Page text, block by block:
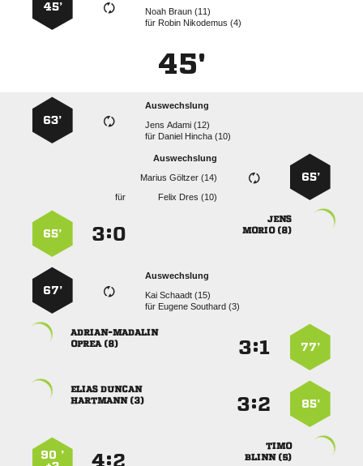
  
für   
45’
45'
Auswechslung
  
für   
63’
65’
Auswechslung
  
für
  

 
:
65’
Auswechslung
  
für   
67’
77’
:

 
85’
:
 
 

 
:
90 ’